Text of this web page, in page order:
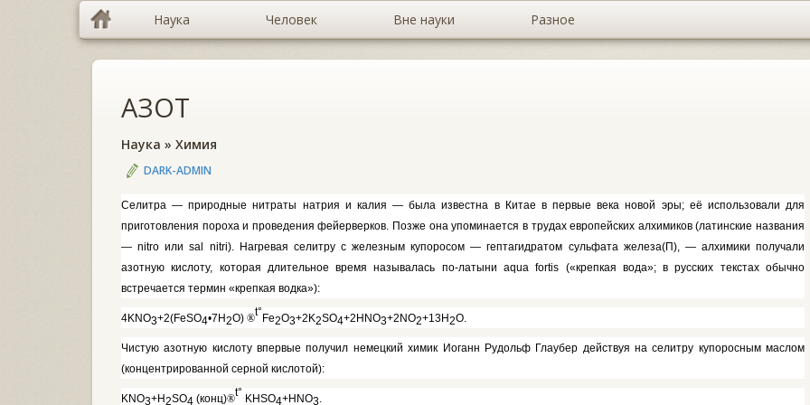
Наука Человек Вне науки Разное
АЗОТ
Наука » Химия
DARK-ADMIN
Селитра — природные нитраты на­трия и калия — была известна в Китае в первые века новой эры; её исполь­зовали для
приготовления пороха и проведения фейерверков. Позже она упоминается в трудах европейских ал­химиков (латинские названия
—nitroилиsal nitri). Нагревая селитру с же­лезным купоросом — гептагидратом сульфата железа(П), — алхимики по­лучали
азотную кислоту, которая дли­тельное время называлась по-латыни aqua fortis («крепкая вода»; в русских текстах обычно
встречается термин «крепкая водка»):
4KNO3+2(FeSO4•7Н2О) ®t°Fe2O3+2K2SO4+2HNO3+2NO2+13H2O.
Чистую азотную кислоту впервые получил немецкий химик Иоганн Ру­дольф Глаубер действуя на селитру купоросным маслом
(концентриро­ванной серной кислотой):
KNO3+H2SO4 (конц)®t° KHSO4+HNO3